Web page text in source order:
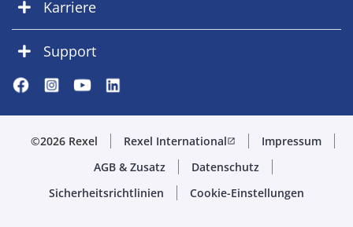
Karriere
Support
©2026 Rexel Rexel Internationalopen_in_new
Impressum
AGB & Zusatz
Datenschutz
Sicherheitsrichtlinien
Cookie-Einstellungen